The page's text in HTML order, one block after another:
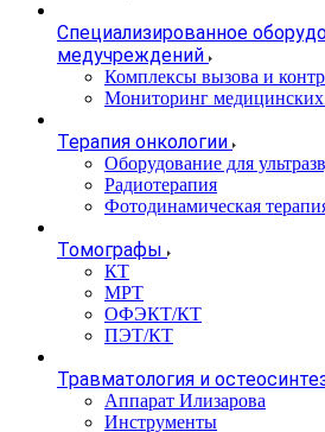
Специализированное
медучреждений
Комплексы вызова и
Мониторинг медицинских
Терапия онкологии
Оборудование для
Радиотерапия
Фотодинамическая
Томографы
КТ
МРТ
ОФЭКТ/КТ
ПЭТ/КТ
Травматология и
Аппарат Илизарова
Инструменты